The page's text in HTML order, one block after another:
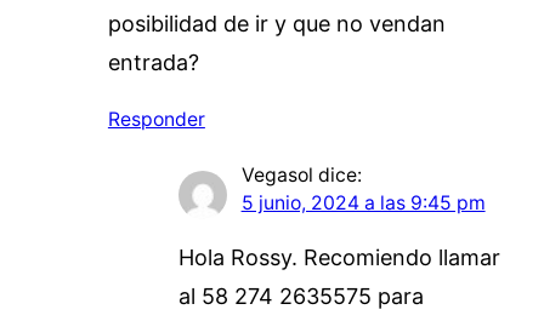
posibilidad de ir y que no vendan
entrada?
Responder
Vegasol dice:
5 junio, 2024 a las 9:45 pm
Hola Rossy. Recomiendo llamar
al 58 274 2635575 para